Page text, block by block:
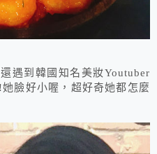
遇到韓國知名美妝Youtuber
臉好小喔，超好奇她都怎麼